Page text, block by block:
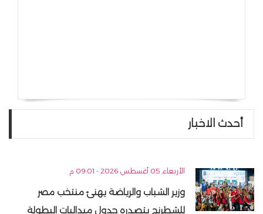
أحدث الاخبار
الأربعاء, 05 أغسطس 2026 - 09:01 م
وزير الشباب والرياضة يهنئ منتخب مصر
للشطرنج بتصدره جدول ميداليات البطولة